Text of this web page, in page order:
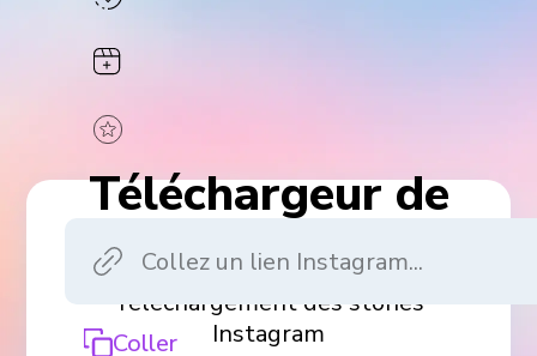
Téléchargeur de
stories Instagram
Téléchargement des stories
Instagram
Coller